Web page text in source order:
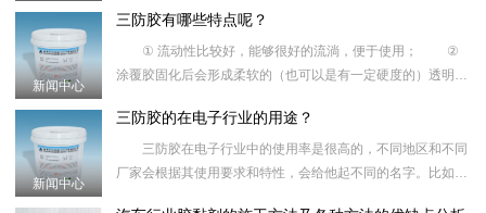
新闻中心
三防胶有哪些特点呢？
① 流动性比较好，能够很好的流淌，便于使用； ②
涂覆胶固化后会形成柔软的（也可以是有一定硬度的）透明的
③优越的耐
新闻中心
三防胶的在电子行业的用途？
三防胶在电子行业中的使用率是很高的，不同地区和不同
厂家会根据其使用要求和特性，会给他起不同的名字。比如：